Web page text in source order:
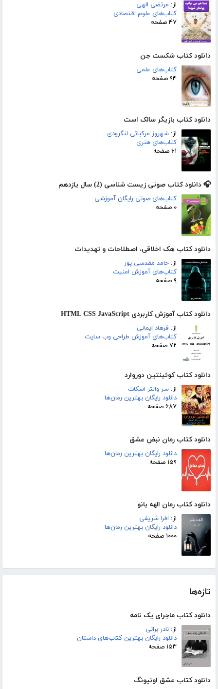
از: مرتضی الهی
کتاب‌های علوم اقتصادی
۴۷ صفحه
دانلود کتاب شکست جن
کتاب‌های علمی
۹۴ صفحه
دانلود کتاب بازیگر سالک است
از: شهروز مرکباتی لنگرودی
کتاب‌های هنری
۶۱ صفحه
🎧 دانلود کتاب صوتی زیست شناسی (2) سال یازدهم
کتاب‌های صوتی رایگان آموزشی
۰ صفحه
دانلود کتاب هک اخلاقی، اصطلاحات و تهدیدات
از: حامد مقدسی پور
کتاب‌های آموزش امنیت
۹ صفحه
دانلود کتاب آموزش کاربردی HTML CSS JavaScript
از: فرهاد ایمانی
کتاب‌های آموزش طراحی وب سایت
۷۲ صفحه
دانلود کتاب کوئینتین دوروارد
از: سر والتر اسکات
دانلود رایگان بهترین رمان‌ها
۶۸۷ صفحه
دانلود کتاب رمان نبض عشق
دانلود رایگان بهترین رمان‌ها
۱۵۹ صفحه
دانلود کتاب رمان الهه بانو
از: افرا شریفی
دانلود رایگان بهترین رمان‌ها
۱۰۰۰ صفحه
تازه‌ها
دانلود کتاب ماجرای یک نامه
از: نادر براتی
دانلود رایگان بهترین کتاب‌های داستان
۱۵۳ صفحه
دانلود کتاب عشق اونیونگ